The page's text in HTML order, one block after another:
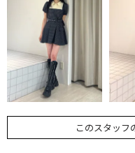
このスタッフ